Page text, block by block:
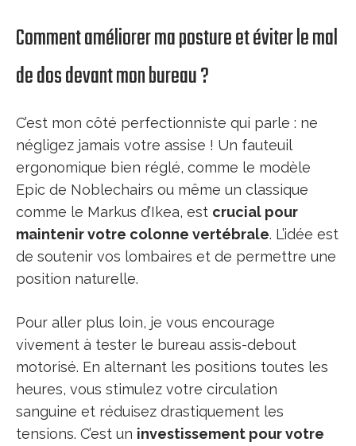
Comment améliorer ma posture et éviter le mal
de dos devant mon bureau ?
C’est mon côté perfectionniste qui parle : ne
négligez jamais votre assise ! Un fauteuil
ergonomique bien réglé, comme le modèle
Epic de Noblechairs ou même un classique
comme le Markus d’Ikea, est crucial pour
maintenir votre colonne vertébrale. L’idée est
de soutenir vos lombaires et de permettre une
position naturelle.
Pour aller plus loin, je vous encourage
vivement à tester le bureau assis-debout
motorisé. En alternant les positions toutes les
heures, vous stimulez votre circulation
sanguine et réduisez drastiquement les
tensions. C’est un investissement pour votre